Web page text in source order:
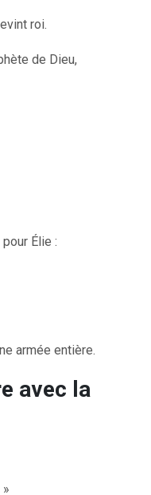
roi.
de Dieu,
Élie :
armée entière.
avec la